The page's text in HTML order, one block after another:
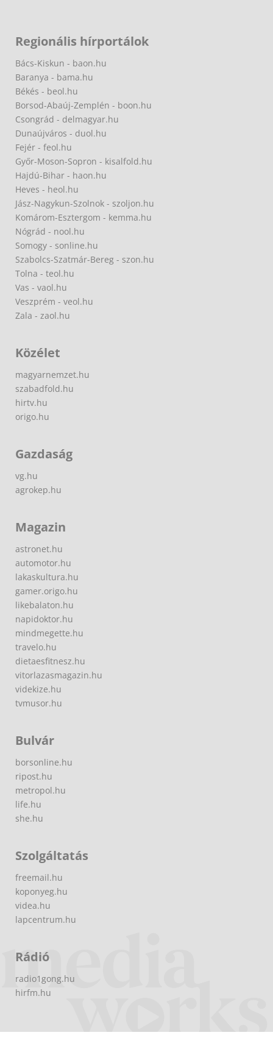
Regionális hírportálok
Bács-Kiskun - baon.hu
Baranya - bama.hu
Békés - beol.hu
Borsod-Abaúj-Zemplén - boon.hu
Csongrád - delmagyar.hu
Dunaújváros - duol.hu
Fejér - feol.hu
Győr-Moson-Sopron - kisalfold.hu
Hajdú-Bihar - haon.hu
Heves - heol.hu
Jász-Nagykun-Szolnok - szoljon.hu
Komárom-Esztergom - kemma.hu
Nógrád - nool.hu
Somogy - sonline.hu
Szabolcs-Szatmár-Bereg - szon.hu
Tolna - teol.hu
Vas - vaol.hu
Veszprém - veol.hu
Zala - zaol.hu
Közélet
magyarnemzet.hu
szabadfold.hu
hirtv.hu
origo.hu
Gazdaság
vg.hu
agrokep.hu
Magazin
astronet.hu
automotor.hu
lakaskultura.hu
gamer.origo.hu
likebalaton.hu
napidoktor.hu
mindmegette.hu
travelo.hu
dietaesfitnesz.hu
vitorlazasmagazin.hu
videkize.hu
tvmusor.hu
Bulvár
borsonline.hu
ripost.hu
metropol.hu
life.hu
she.hu
Szolgáltatás
freemail.hu
koponyeg.hu
videa.hu
lapcentrum.hu
Rádió
radio1gong.hu
hirfm.hu